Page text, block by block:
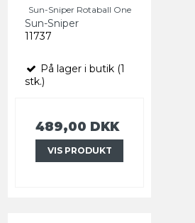
Sun-Sniper Rotaball One
Sun-Sniper
11737
På lager i butik (1
stk.)
489,00 DKK
VIS PRODUKT